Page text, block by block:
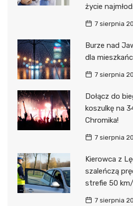
życie
7 sierpnia
Burze nad
dla
7 sierpnia
Dołącz do
koszulkę na
Chromika!
7 sierpnia
Kierowca z
szaleńczą
strefie 50
7 sierpnia